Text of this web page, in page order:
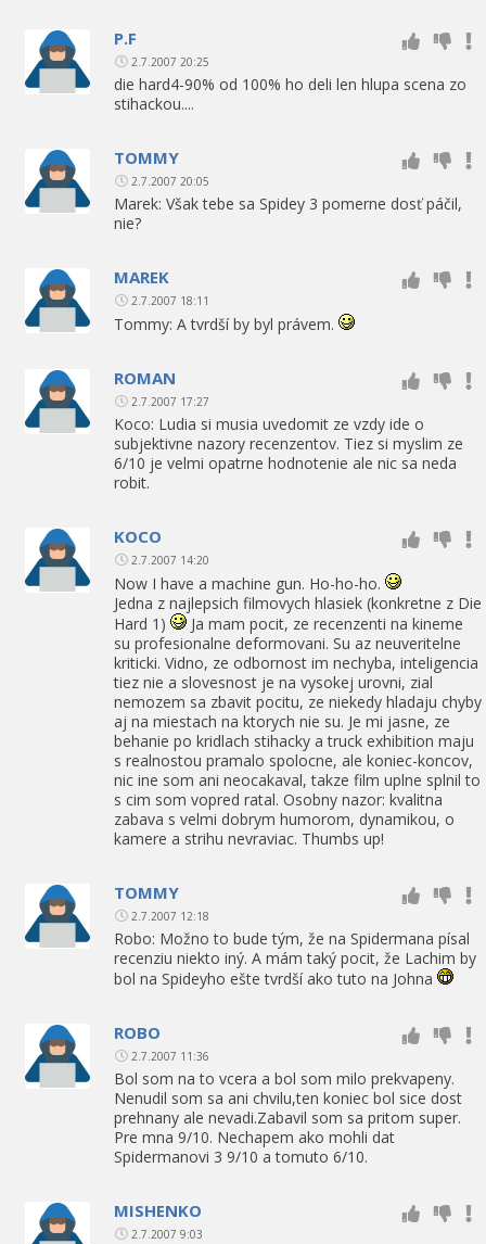
P.F
2.7.2007 20:25
die hard4-90% od 100% ho deli len hlupa scena zo
stihackou....
TOMMY
2.7.2007 20:05
Marek: Však tebe sa Spidey 3 pomerne dosť páčil,
nie?
MAREK
2.7.2007 18:11
Tommy: A tvrdší by byl právem.
ROMAN
2.7.2007 17:27
Koco: Ludia si musia uvedomit ze vzdy ide o
subjektivne nazory recenzentov. Tiez si myslim ze
6/10 je velmi opatrne hodnotenie ale nic sa neda
robit.
KOCO
2.7.2007 14:20
Now I have a machine gun. Ho-ho-ho.
Jedna z najlepsich filmovych hlasiek (konkretne z Die
Hard 1)
Ja mam pocit, ze recenzenti na kineme
su profesionalne deformovani. Su az neuveritelne
kriticki. Vidno, ze odbornost im nechyba, inteligencia
tiez nie a slovesnost je na vysokej urovni, zial
nemozem sa zbavit pocitu, ze niekedy hladaju chyby
aj na miestach na ktorych nie su. Je mi jasne, ze
behanie po kridlach stihacky a truck exhibition maju
s realnostou pramalo spolocne, ale koniec-koncov,
nic ine som ani neocakaval, takze film uplne splnil to
s cim som vopred ratal. Osobny nazor: kvalitna
zabava s velmi dobrym humorom, dynamikou, o
kamere a strihu nevraviac. Thumbs up!
TOMMY
2.7.2007 12:18
Robo: Možno to bude tým, že na Spidermana písal
recenziu niekto iný. A mám taký pocit, že Lachim by
bol na Spideyho ešte tvrdší ako tuto na Johna
ROBO
2.7.2007 11:36
Bol som na to vcera a bol som milo prekvapeny.
Nenudil som sa ani chvilu,ten koniec bol sice dost
prehnany ale nevadi.Zabavil som sa pritom super.
Pre mna 9/10. Nechapem ako mohli dat
Spidermanovi 3 9/10 a tomuto 6/10.
MISHENKO
2.7.2007 9:03